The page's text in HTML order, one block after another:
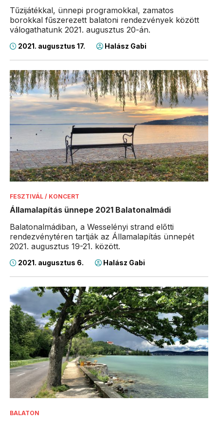
Tűzijátékkal, ünnepi programokkal, zamatos
borokkal fűszerezett balatoni rendezvények között
válogathatunk 2021. augusztus 20-án.
2021. augusztus 17. Halász Gabi
FESZTIVÁL / KONCERT
Államalapítás ünnepe 2021 Balatonalmádi
Balatonalmádiban, a Wesselényi strand előtti
rendezvénytéren tartják az Államalapítás ünnepét
2021. augusztus 19-21. között.
2021. augusztus 6. Halász Gabi
BALATON